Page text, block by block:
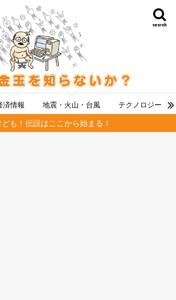
search
済情報 地震・火山・台風 テクノロジー
も！伝説はここから始まる！